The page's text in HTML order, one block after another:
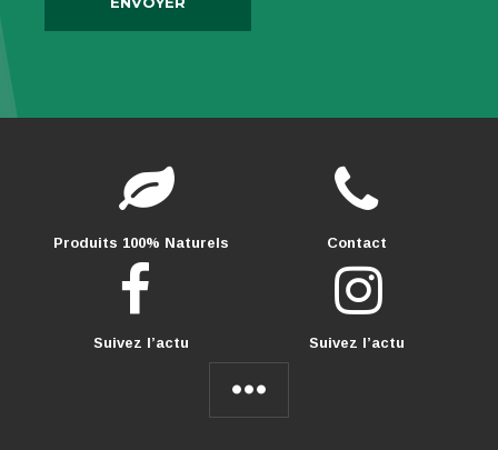
Produits 100% Naturels Contact
Suivez l’actu Suivez l’actu